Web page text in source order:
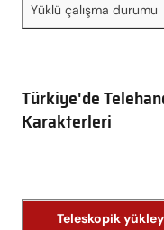
Yüklü çalışma durumu
Türkiye'de
Karakterleri
Teleskopik